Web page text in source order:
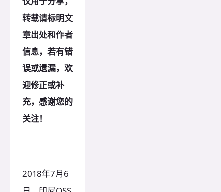
转载请标明文
章出处和作者
信息，若有错
误或遗漏，欢
迎修正或补
充，感谢您的
关注！
2018年7月6